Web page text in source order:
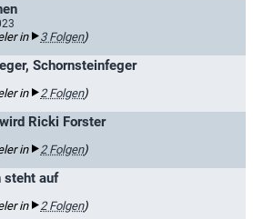
in 3 Folgen)
Schornsteinfeger
in 2 Folgen)
Ricki Forster
in 2 Folgen)
steht auf
in 2 Folgen)